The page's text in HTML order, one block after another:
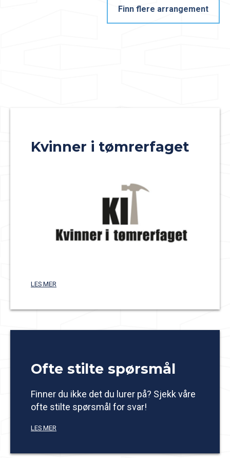
Finn flere arrangement
Kvinner i tømrerfaget
LES MER
Ofte stilte spørsmål
Finner du ikke det du lurer på? Sjekk våre
ofte stilte spørsmål for svar!
LES MER